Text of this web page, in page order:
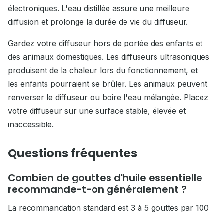
électroniques. L'eau distillée assure une meilleure
diffusion et prolonge la durée de vie du diffuseur.
Gardez votre diffuseur hors de portée des enfants et
des animaux domestiques. Les diffuseurs ultrasoniques
produisent de la chaleur lors du fonctionnement, et
les enfants pourraient se brûler. Les animaux peuvent
renverser le diffuseur ou boire l'eau mélangée. Placez
votre diffuseur sur une surface stable, élevée et
inaccessible.
Questions fréquentes
Combien de gouttes d'huile essentielle
recommande-t-on généralement ?
La recommandation standard est 3 à 5 gouttes par 100